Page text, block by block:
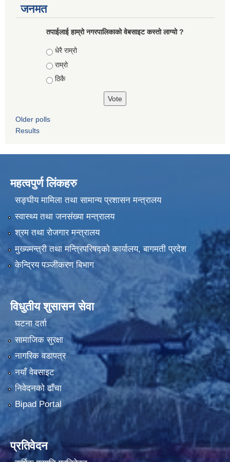
जनमत
तपाईलाई हाम्रो नगरपालिकाको वेबसाइट कस्तो लाग्यो ?
Choices
धेरै राम्रो
राम्रो
ठिकै
Older polls
Results
महत्वपुर्ण लिंकहरु
सङ्घीय मामिला तथा सामान्य प्रशासन मन्त्रालय
स्वास्थ्य तथा जनसंख्या मन्त्रालय
श्रम तथा रोजगार मन्त्रालय
मुख्यमन्त्री तथा मन्त्रिपरिषद्को कार्यालय, बागमती प्रदेश
केन्द्रिय पञ्जीकरण बिभाग
विधुतीय शुसासन सेवा
घटना दर्ता
सामाजिक सुरक्षा
नागरिक वडापत्र
नयाँ वेबसाइट
निवेदनको ढाँचा
Bipad Portal
प्रतिवेदन